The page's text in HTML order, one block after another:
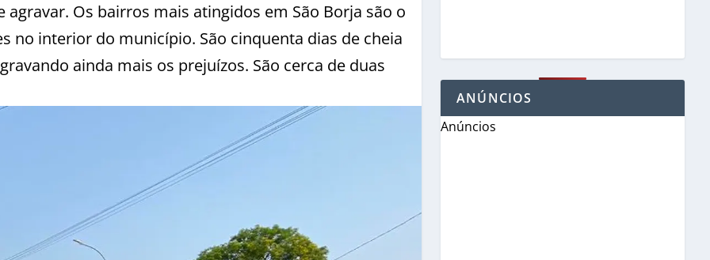
Os bairros mais atingidos em São Borja são o
no interior do município. São cinquenta dias de cheia
ainda mais os prejuízos. São cerca de duas
ANÚNCIOS
Anúncios